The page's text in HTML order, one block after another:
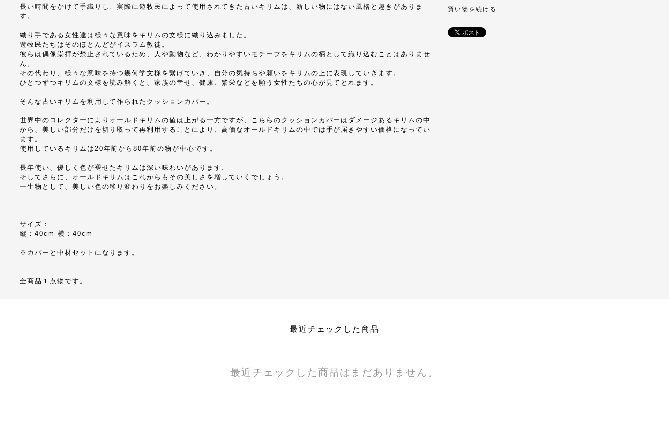
長い時間をかけて手織りし、実際に遊牧民によって使用されてきた古いキリムは、新しい物にはない風格と趣きがありま
す。
織り手である女性達は様々な意味をキリムの文様に織り込みました。
遊牧民たちはそのほとんどがイスラム教徒。
彼らは偶像崇拝が禁止されているため、人や動物など、わかりやすいモチーフをキリムの柄として織り込むことはありませ
ん。
その代わり、様々な意味を持つ幾何学文様を繋げていき、自分の気持ちや願いをキリムの上に表現していきます。
ひとつずつキリムの文様を読み解くと、家族の幸せ、健康、繁栄などを願う女性たちの心が見てとれます。
そんな古いキリムを利用して作られたクッションカバー。
世界中のコレクターによりオールドキリムの値は上がる一方ですが、こちらのクッションカバーはダメージあるキリムの中
から、美しい部分だけを切り取って再利用することにより、高価なオールドキリムの中では手が届きやすい価格になってい
ます。
使用しているキリムは20年前から80年前の物が中心です。
長年使い、優しく色が褪せたキリムは深い味わいがあります。
そしてさらに、オールドキリムはこれからもその美しさを増していくでしょう。
一生物として、美しい色の移り変わりをお楽しみください。
サイズ：
縦：40cm 横：40cm
※カバーと中材セットになります。
全商品１点物です。
買い物を続ける
最近チェックした商品
最近チェックした商品はまだありません。